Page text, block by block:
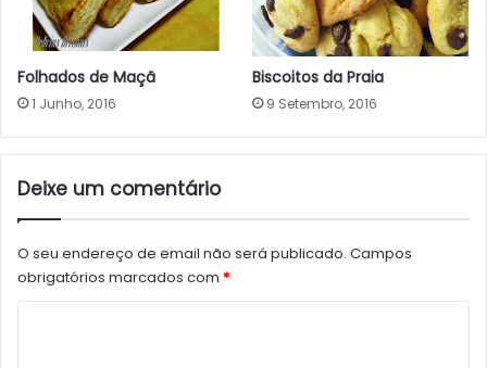
Folhados de Maçã
1 Junho, 2016
Biscoitos da Praia
9 Setembro, 2016
Deixe um comentário
O seu endereço de email não será publicado. Campos
obrigatórios marcados com *